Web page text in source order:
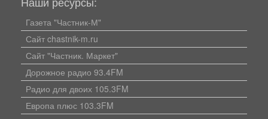
Газета "Частник-М"
Сайт chastnik-m.ru
Сайт "Частник. Маркет"
Дорожное радио 93.4FM
Радио для двоих 105.3FM
Европа плюс 103.3FM